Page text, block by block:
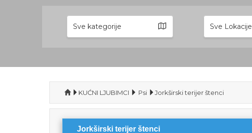
Sve kategorije Sve Lokacije
KUĆNI LJUBIMCI Psi Jorkširski terijer štenci
Jorkširski terijer štenci